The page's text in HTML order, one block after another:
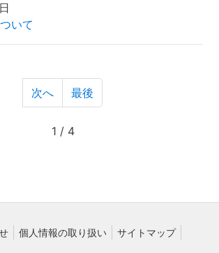
いて
次へ 最後
1 / 4
個人情報の取り扱い サイトマップ